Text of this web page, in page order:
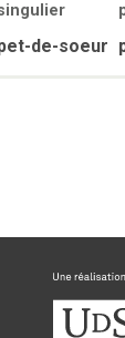
de-soeur